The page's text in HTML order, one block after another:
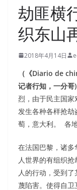
劫匪横
织东山
2018年4月14日
（《Diario de
记者行知，一分哥)
烈，由于民主国
发生各种各样抢
萄，意大利。 各
在法国巴黎，诸
人世界的有组织
人的行动，受到
蔑陷害。使得自卫